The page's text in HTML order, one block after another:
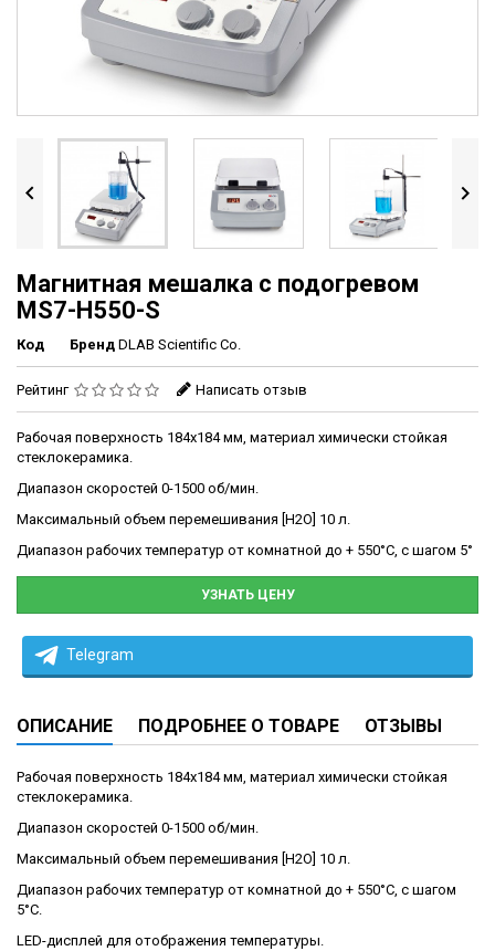
 
Магнитная мешалка c подогревом
MS7-H550-S
Код Бренд DLAB Scientific Co.
Рейтинг Написать отзыв
Рабочая поверхность 184х184 мм, материал химически стойкая
стеклокерамика.
Диапазон скоростей 0-1500 об/мин.
Максимальный объем перемешивания [H2O] 10 л.
Диапазон рабочих температур от комнатной до + 550°С, с шагом 5°
УЗНАТЬ ЦЕНУ
Telegram
ОПИСАНИЕ ПОДРОБНЕЕ О ТОВАРЕ ОТЗЫВЫ
Рабочая поверхность 184х184 мм, материал химически стойкая
стеклокерамика.
Диапазон скоростей 0-1500 об/мин.
Максимальный объем перемешивания [H2O] 10 л.
Диапазон рабочих температур от комнатной до + 550°С, с шагом
5°С.
LED-дисплей для отображения температуры.